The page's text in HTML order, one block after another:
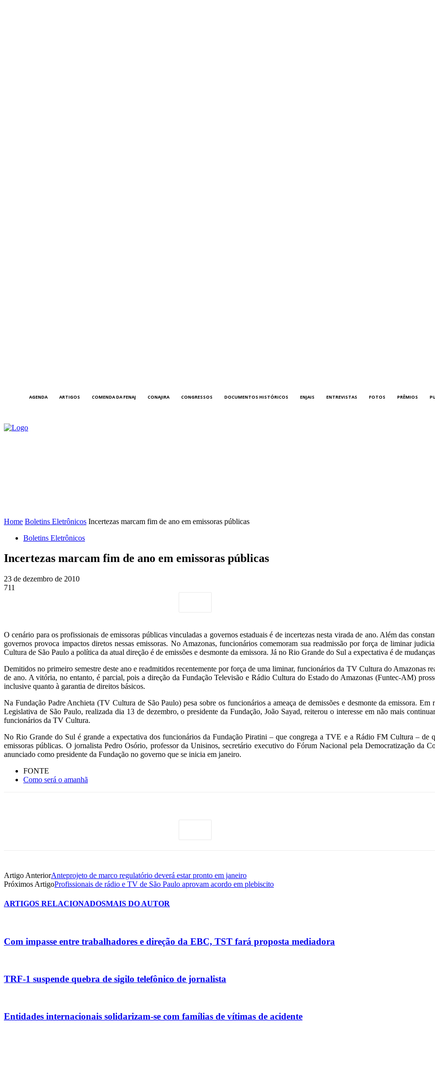
AGENDA ARTIGOS COMENDA DA FENAJ CONAJIRA CONGRESSOS DOCUMENTOS HISTÓRICOS ENJAIS ENTREVISTAS FOTOS PRÊMIOS
Home Boletins Eletrônicos Incertezas marcam fim de ano em emissoras públicas
Boletins Eletrônicos
Incertezas marcam fim de ano em emissoras públicas
23 de dezembro de 2010
711
O cenário para os profissionais de emissoras públicas vinculadas a governos estaduais é de incertezas nesta virada de ano. Além das
governos provoca impactos diretos nessas emissoras. No Amazonas, funcionários comemoram sua readmissão por força de liminar
Cultura de São Paulo a política da atual direção é de emissões e desmonte da emissora. Já no Rio Grande do Sul a expectativa é de
Demitidos no primeiro semestre deste ano e readmitidos recentemente por força de uma liminar, funcionários da TV Cultura do Amazonas
de ano. A vitória, no entanto, é parcial, pois a direção da Fundação Televisão e Rádio Cultura do Estado do Amazonas (Funtec-AM)
inclusive quanto à garantia de direitos básicos.
Na Fundação Padre Anchieta (TV Cultura de São Paulo) pesa sobre os funcionários a ameaça de demissões e desmonte da emissora.
Legislativa de São Paulo, realizada dia 13 de dezembro, o presidente da Fundação, João Sayad, reiterou o interesse em não mais
funcionários da TV Cultura.
No Rio Grande do Sul é grande a expectativa dos funcionários da Fundação Piratini – que congrega a TVE e a Rádio FM Cultura – de
emissoras públicas. O jornalista Pedro Osório, professor da Unisinos, secretário executivo do Fórum Nacional pela Democratização da
anunciado como presidente da Fundação no governo que se inicia em janeiro.
FONTE
Como será o amanhã
Artigo AnteriorAnteprojeto de marco regulatório deverá estar pronto em janeiro
Próximos ArtigoProfissionais de rádio e TV de São Paulo aprovam acordo em plebiscito
ARTIGOS RELACIONADOSMAIS DO AUTOR
Com impasse entre trabalhadores e direção da EBC, TST fará proposta mediadora
TRF-1 suspende quebra de sigilo telefônico de jornalista
Entidades internacionais solidarizam-se com famílias de vítimas de acidente